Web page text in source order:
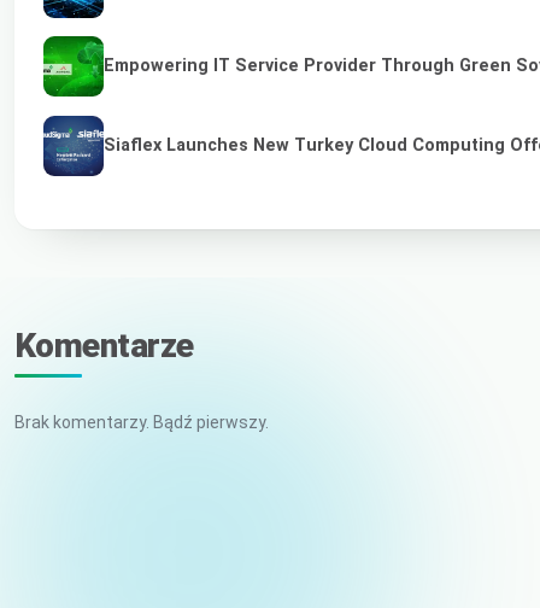
Empowering IT Service Provider Through Green
Siaflex Launches New Turkey Cloud Computing
Komentarze
Brak komentarzy. Bądź pierwszy.